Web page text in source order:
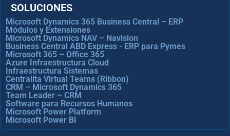
SOLUCIONES
Microsoft Dynamics 365 Business Central – ERP
Módulos y Extensiones
Microsoft Dynamics NAV – Navision
Business Central ABD Express - ERP para Pymes
Microsoft 365 – Office 365
Azure Infraestructura Cloud
Infraestructura Sistemas
Centralita Virtual Teams (Ribbon)
CRM – Microsoft Dynamics 365
Team Leader – CRM
Software para Recursos Humanos
Microsoft Power Platform
Microsoft Power BI